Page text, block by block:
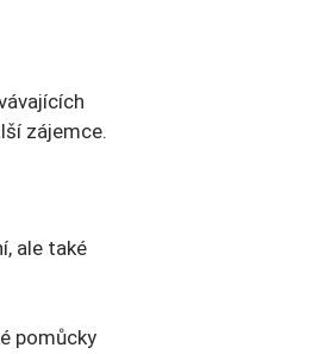
zájemce.
ale také
pomůcky